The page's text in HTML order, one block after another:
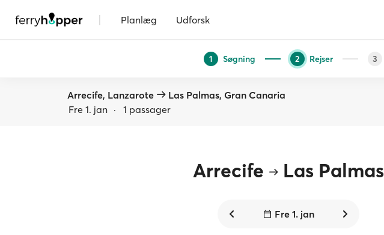
| Planlæg Udforsk
1 Søgning 2 Rejser 3
Arrecife, Lanzarote
Las Palmas, Gran Canaria
Fre 1. jan · 1 passager
Arrecife Las Palmas
Fre 1. jan